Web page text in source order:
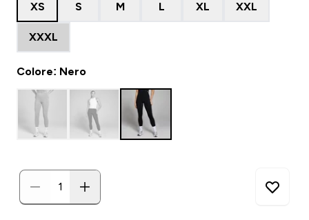
XS S M L XL XXL
XXXL
Colore: Nero